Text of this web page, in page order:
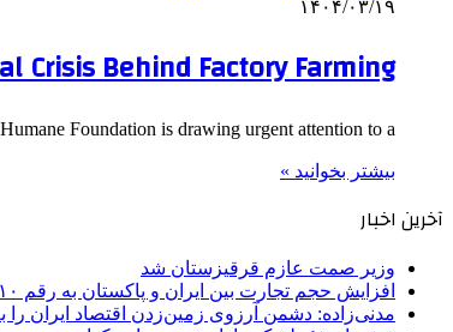
۱۴۰۴/۰۳/۱۹
Crisis Behind Factory Farming
Foundation is drawing urgent attention to a…
بیشتر بخوانید »
آخرین اخبار
وزیر صمت عازم قرقیزستان شد
افزایش حجم تجارت بین ایران و پاکستان به رقم ۱۰ میلیارد دلار
مدنی‌زاده: دشمن آرزوی زمین‌زدن اقتصاد ایران را